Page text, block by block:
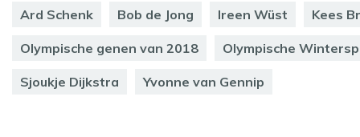
Ard Schenk Bob de Jong Ireen Wüst Kees
Olympische genen van 2018 Olympische
Sjoukje Dijkstra Yvonne van Gennip